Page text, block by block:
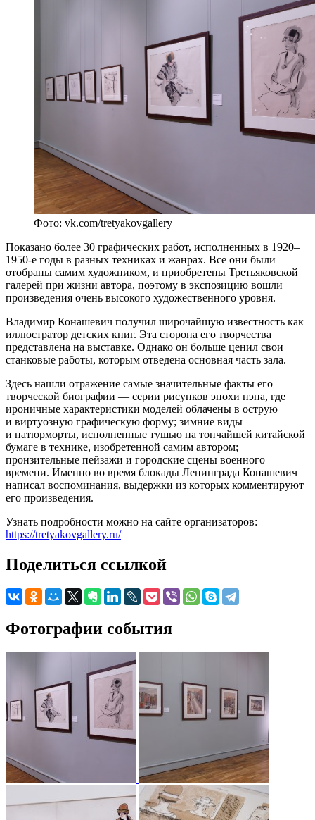
Фото: vk.com/tretyakovgallery
Показано более 30 графических работ, исполненных в 1920–
1950-е годы в разных техниках и жанрах. Все они были
отобраны самим художником, и приобретены Третьяковской
галерей при жизни автора, поэтому в экспозицию вошли
произведения очень высокого художественного уровня.
Владимир Конашевич получил широчайшую известность как
иллюстратор детских книг. Эта сторона его творчества
представлена на выставке. Однако он больше ценил свои
станковые работы, которым отведена основная часть зала.
Здесь нашли отражение самые значительные факты его
творческой биографии — серии рисунков эпохи нэпа, где
ироничные характеристики моделей облачены в острую
и виртуозную графическую форму; зимние виды
и натюрморты, исполненные тушью на тончайшей китайской
бумаге в технике, изобретенной самим автором;
пронзительные пейзажи и городские сцены военного
времени. Именно во время блокады Ленинграда Конашевич
написал воспоминания, выдержки из которых комментируют
его произведения.
Узнать подробности можно на сайте организаторов:
https://tretyakovgallery.ru/
Поделиться ссылкой
Фотографии события